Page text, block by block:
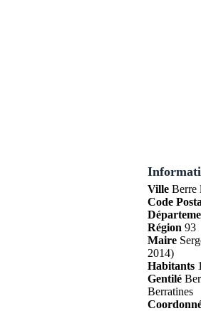
VilleBerre
Code
Région 93
Maire
2014)
Habitants
Gentilé
Berratines